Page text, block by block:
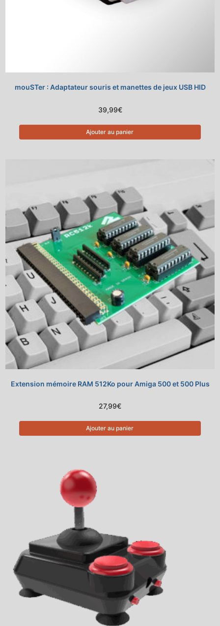
mouSTer : Adaptateur souris et manettes de jeux USB HID
39,99€
Ajouter au panier
Extension mémoire RAM 512Ko pour Amiga 500 et 500 Plus
27,99€
Ajouter au panier